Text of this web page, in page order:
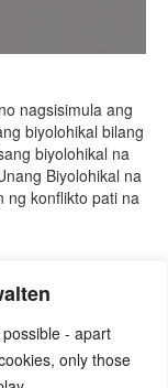
- apart
only those
nagsisimula ang
biyolohikal bilang
biyolohikal na
Biyolohikal na
ng konflikto pati na
level in part 6